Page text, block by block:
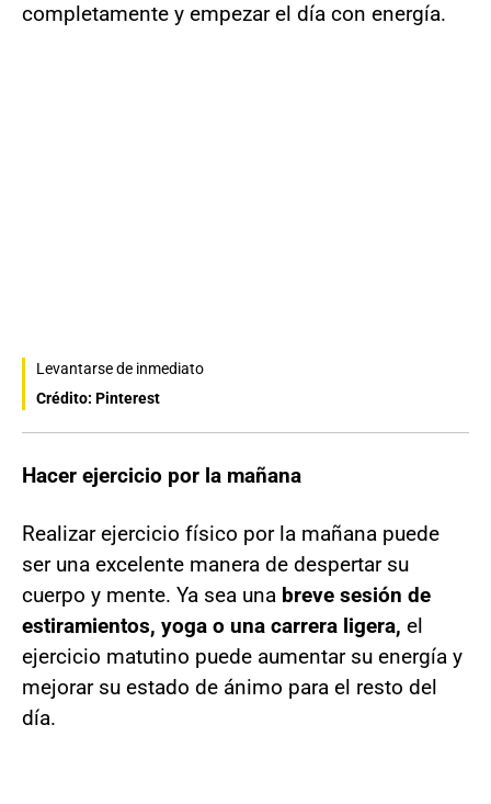
completamente y empezar el día con energía.
Levantarse de inmediato
Crédito: Pinterest
Hacer ejercicio por la mañana
Realizar ejercicio físico por la mañana puede
ser una excelente manera de despertar su
cuerpo y mente. Ya sea una breve sesión de
estiramientos, yoga o una carrera ligera, el
ejercicio matutino puede aumentar su energía y
mejorar su estado de ánimo para el resto del
día.